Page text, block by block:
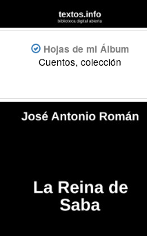
Hojas de mi Álbum
Cuentos, colección